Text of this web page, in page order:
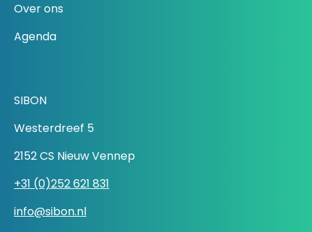
Over ons
Agenda
SIBON
Westerdreef 5
2152 CS Nieuw Vennep
+31 (0)252 621 831
info@sibon.nl